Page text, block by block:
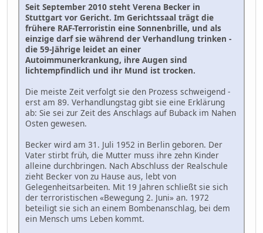
Seit September 2010 steht Verena Becker in
Stuttgart vor Gericht. Im Gerichtssaal trägt die
frühere RAF-Terroristin eine Sonnenbrille, und als
einzige darf sie während der Verhandlung trinken -
die 59-Jährige leidet an einer
Autoimmunerkrankung, ihre Augen sind
lichtempfindlich und ihr Mund ist trocken.
Die meiste Zeit verfolgt sie den Prozess schweigend -
erst am 89. Verhandlungstag gibt sie eine Erklärung
ab: Sie sei zur Zeit des Anschlags auf Buback im Nahen
Osten gewesen.
Becker wird am 31. Juli 1952 in Berlin geboren. Der
Vater stirbt früh, die Mutter muss ihre zehn Kinder
alleine durchbringen. Nach Abschluss der Realschule
zieht Becker von zu Hause aus, lebt von
Gelegenheitsarbeiten. Mit 19 Jahren schließt sie sich
der terroristischen «Bewegung 2. Juni» an. 1972
beteiligt sie sich an einem Bombenanschlag, bei dem
ein Mensch ums Leben kommt.